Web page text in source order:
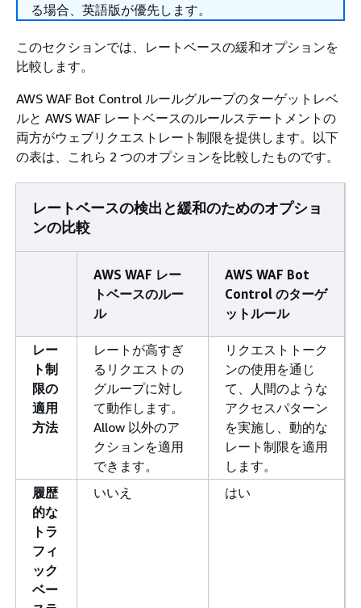
る場合、英語版が優先します。
このセクションでは、レートベースの緩和オプションを
比較します。
AWS WAF Bot Control ルールグループのターゲットレベ
ルと AWS WAF レートベースのルールステートメントの
両方がウェブリクエストレート制限を提供します。以下
の表は、これら 2 つのオプションを比較したものです。
レートベースの検出と緩和のためのオプショ
ンの比較
AWS WAF レー
トベースのルー
ル
AWS WAF Bot
Control のターゲ
ットルール
レー
ト制
限の
適用
方法
レートが高すぎ
るリクエストの
グループに対し
て動作します。
Allow 以外のア
クションを適用
できます。
リクエストトーク
ンの使用を通じ
て、人間のような
アクセスパターン
を実施し、動的な
レート制限を適用
します。
履歴
的な
トラ
フィ
ック
ベー
いいえ はい